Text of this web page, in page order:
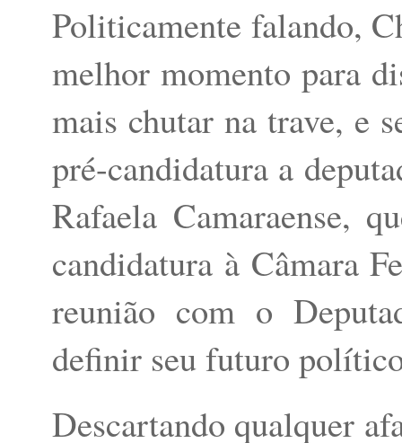
Politicamente falando,
melhor momento para
mais chutar na trave, e
pré-candidatura a
Rafaela Camaraense,
candidatura à Câmara
reunião com o
definir seu futuro
Descartando qualquer